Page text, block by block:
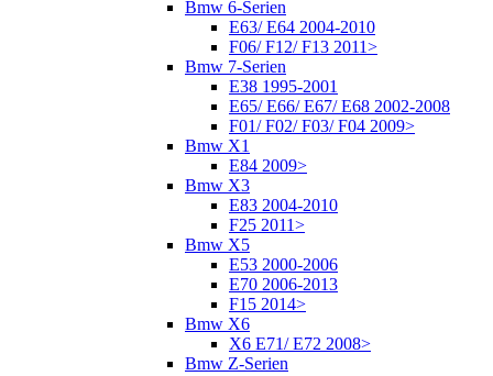
Bmw 6-Serien
E63/ E64 2004-2010
F06/ F12/ F13 2011>
Bmw 7-Serien
E38 1995-2001
E65/ E66/ E67/ E68 2002-2008
F01/ F02/ F03/ F04 2009>
Bmw X1
E84 2009>
Bmw X3
E83 2004-2010
F25 2011>
Bmw X5
E53 2000-2006
E70 2006-2013
F15 2014>
Bmw X6
X6 E71/ E72 2008>
Bmw Z-Serien